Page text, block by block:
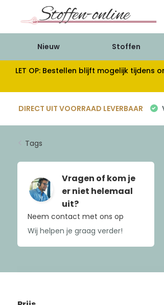
Nieuw Stoffen
LET OP: Bestellen blijft mogelijk tijdens
DIRECT UIT VOORRAAD LEVERBAAR
Tags
Vragen of kom je
er niet helemaal
uit?
Neem contact met ons op
Wij helpen je graag verder!